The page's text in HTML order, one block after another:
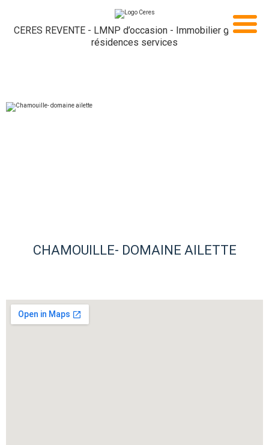
CERES REVENTE - LMNP d’occasion - Immobilier géré en
résidences services
CHAMOUILLE- DOMAINE AILETTE